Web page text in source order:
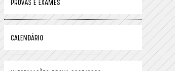
PROVAS E EXAMES
CALENDÁRIO